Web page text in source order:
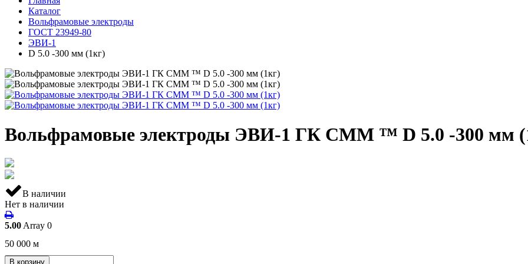
Каталог
Вольфрамовые электроды
ГОСТ 23949-80
ЭВИ-1
D 5.0 -300 мм (1кг)
Вольфрамовые электроды ЭВИ-1 ГК СММ ™ D 5.0 -300 мм
В наличии
Нет в наличии
5.00 Array 0
50 000 м
В корзину